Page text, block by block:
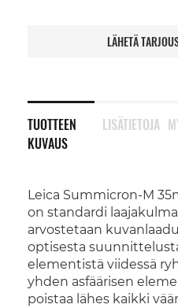
LÄHETÄ
TUOTTEEN
KUVAUS
Leica Summicron-M
on standardi
arvostetaan
optisesta
elementistä viidessä
yhden asfäärisen
poistaa lähes kaikki
LISÄTIETOJA